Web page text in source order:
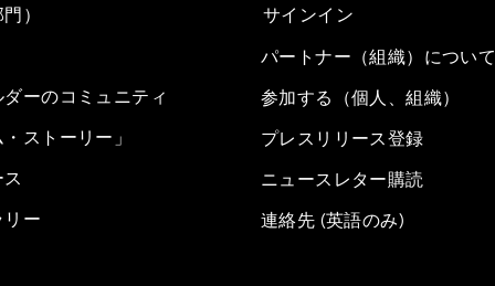
）
ーのコミュニティ
ストーリー」
リー
サインイン
パートナー（組織）につい
参加する（個人、組織）
プレスリリース登録
ニュースレター購読
連絡先 (英語のみ)